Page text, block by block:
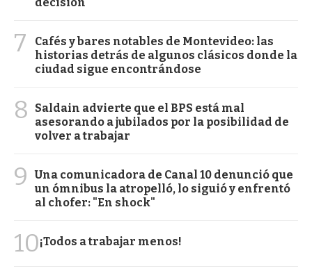
7
Cafés y bares notables de Montevideo: las
historias detrás de algunos clásicos donde la
ciudad sigue encontrándose
8
Saldain advierte que el BPS está mal
asesorando a jubilados por la posibilidad de
volver a trabajar
9
Una comunicadora de Canal 10 denunció que
un ómnibus la atropelló, lo siguió y enfrentó
al chofer: "En shock"
10¡Todos a trabajar menos!